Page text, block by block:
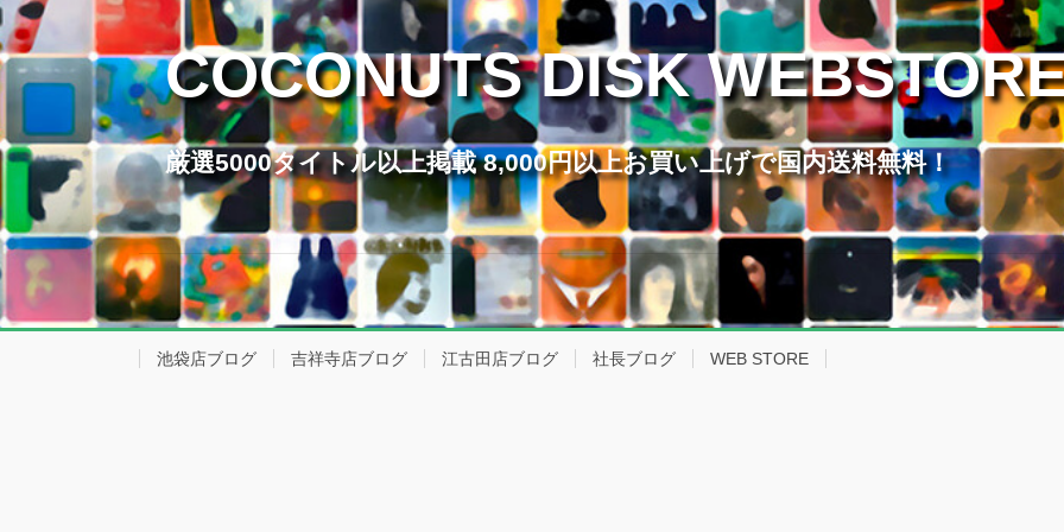
COCONUTS DISK
厳選5000タイトル以上掲載 8,000円以上お買い上げで国内送料無料！
池袋店ブログ 吉祥寺店ブログ 江古田店ブログ 社長ブログ WEB STORE